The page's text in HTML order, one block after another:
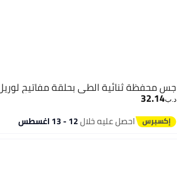
جس محفظة ثنائية الطي بحلقة مفاتيح لوريل
د.ب‏32.14
احصل عليه خلال12 - 13 اغسطس